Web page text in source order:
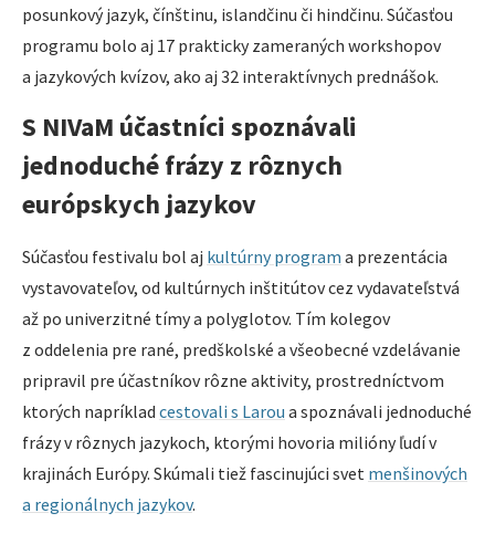
posunkový jazyk, čínštinu, islandčinu či hindčinu. Súčasťou
programu bolo aj 17 prakticky zameraných workshopov
a jazykových kvízov, ako aj 32 interaktívnych prednášok.
S NIVaM účastníci spoznávali
jednoduché frázy z rôznych
európskych jazykov
Súčasťou festivalu bol aj kultúrny program a prezentácia
vystavovateľov, od kultúrnych inštitútov cez vydavateľstvá
až po univerzitné tímy a polyglotov. Tím kolegov
z oddelenia pre rané, predškolské a všeobecné vzdelávanie
pripravil pre účastníkov rôzne aktivity, prostredníctvom
ktorých napríklad cestovali s Larou a spoznávali jednoduché
frázy v rôznych jazykoch, ktorými hovoria milióny ľudí v
krajinách Európy. Skúmali tiež fascinujúci svet menšinových
a regionálnych jazykov.